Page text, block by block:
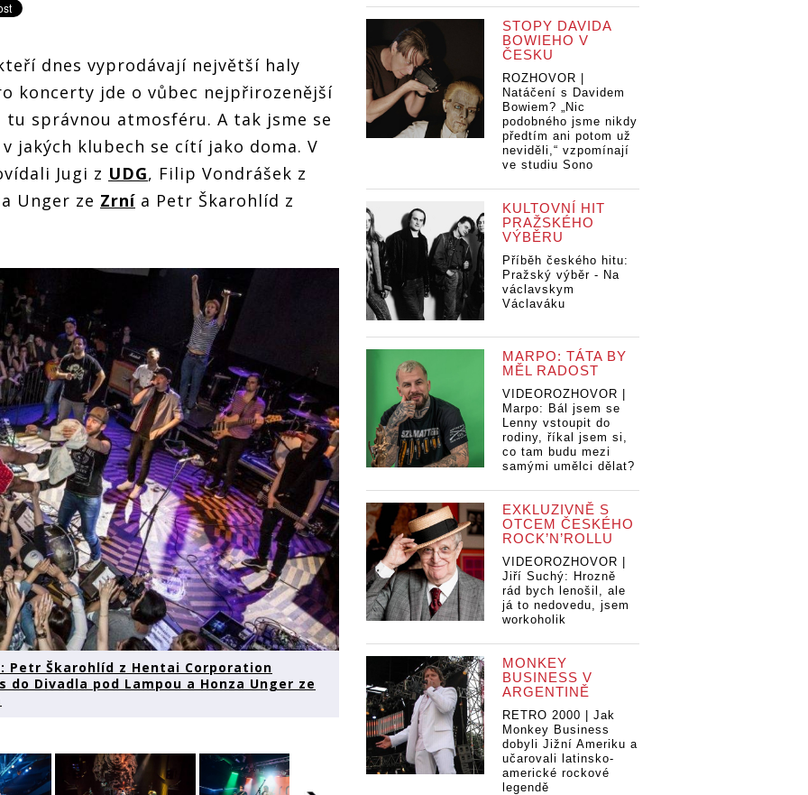
dnes vyprodávají největší haly
koncerty jde o vůbec nejpřirozenější
správnou atmosféru. A tak jsme se
jakých klubech se cítí jako doma. V
Jugi z UDG, Filip Vondrášek z
Unger ze Zrní a Petr Škarohlíd z
Petr Škarohlíd z Hentai Corporation
Divadla pod Lampou a Honza Unger ze
STOPY DAVIDA
BOWIEHO V
ČESKU
ROZHOVOR |
Natáčení s Davidem
Bowiem? „Nic
podobného jsme nikdy
předtím ani potom už
neviděli,“ vzpomínají
ve studiu Sono
KULTOVNÍ HIT
PRAŽSKÉHO
VÝBĚRU
Příběh českého hitu:
Pražský výběr - Na
václavskym
Václaváku
MARPO: TÁTA BY
MĚL RADOST
VIDEOROZHOVOR |
Marpo: Bál jsem se
Lenny vstoupit do
rodiny, říkal jsem si,
co tam budu mezi
samými umělci dělat?
EXKLUZIVNĚ S
OTCEM ČESKÉHO
ROCK’N’ROLLU
VIDEOROZHOVOR |
Jiří Suchý: Hrozně
rád bych lenošil, ale
já to nedovedu, jsem
workoholik
MONKEY
BUSINESS V
ARGENTINĚ
RETRO 2000 | Jak
Monkey Business
dobyli Jižní Ameriku a
učarovali latinsko-
americké rockové
legendě